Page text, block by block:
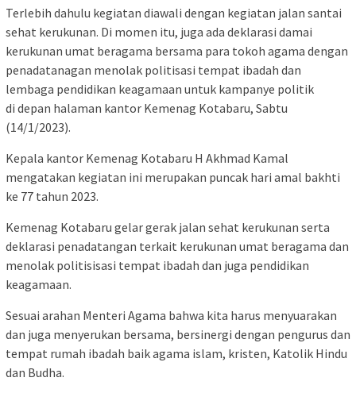
Terlebih dahulu kegiatan diawali dengan kegiatan jalan santai
sehat kerukunan. Di momen itu, juga ada deklarasi damai
kerukunan umat beragama bersama para tokoh agama dengan
penadatanagan menolak politisasi tempat ibadah dan
lembaga pendidikan keagamaan untuk kampanye politik
di depan halaman kantor Kemenag Kotabaru, Sabtu
(14/1/2023).
Kepala kantor Kemenag Kotabaru H Akhmad Kamal
mengatakan kegiatan ini merupakan puncak hari amal bakhti
ke 77 tahun 2023.
Kemenag Kotabaru gelar gerak jalan sehat kerukunan serta
deklarasi penadatangan terkait kerukunan umat beragama dan
menolak politisisasi tempat ibadah dan juga pendidikan
keagamaan.
Sesuai arahan Menteri Agama bahwa kita harus menyuarakan
dan juga menyerukan bersama, bersinergi dengan pengurus dan
tempat rumah ibadah baik agama islam, kristen, Katolik Hindu
dan Budha.